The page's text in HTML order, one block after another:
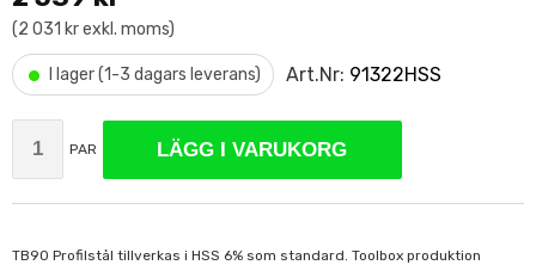
(2 031 kr exkl. moms)
• I lager (1-3 dagars leverans) Art.Nr: 91322HSS
PAR LÄGG I VARUKORG
TB90 Profilstål tillverkas i HSS 6% som standard. Toolbox produktion